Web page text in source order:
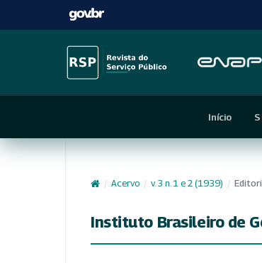
Início
/ Acervo / v. 3 n. 1 e 2 (1939) /
Instituto Brasileiro de